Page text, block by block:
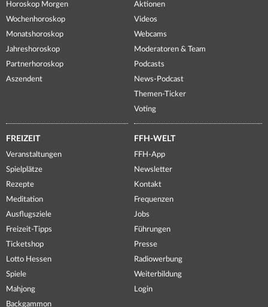
Horoskop Morgen
Wochenhoroskop
Monatshoroskop
Jahreshoroskop
Partnerhoroskop
Aszendent
Aktionen
Videos
Webcams
Moderatoren & Team
Podcasts
News-Podcast
Themen-Ticker
Voting
FREIZEIT
Veranstaltungen
Spielplätze
Rezepte
Meditation
Ausflugsziele
Freizeit-Tipps
Ticketshop
Lotto Hessen
Spiele
Mahjong
Backgammon
FFH-WELT
FFH-App
Newsletter
Kontakt
Frequenzen
Jobs
Führungen
Presse
Radiowerbung
Weiterbildung
Login